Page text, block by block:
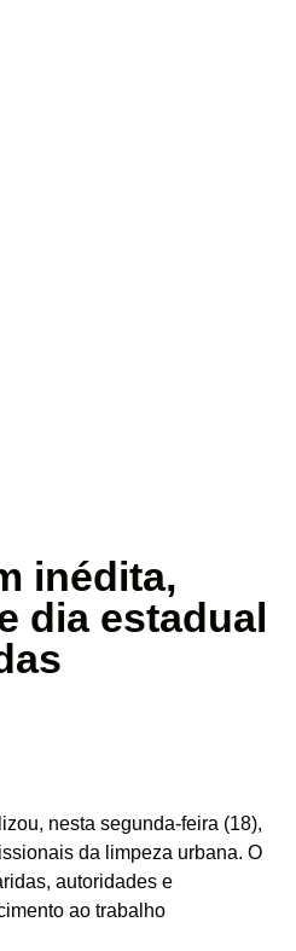
inédita,
dia estadual
nesta segunda-feira (18),
da limpeza urbana. O
autoridades e
ao trabalho